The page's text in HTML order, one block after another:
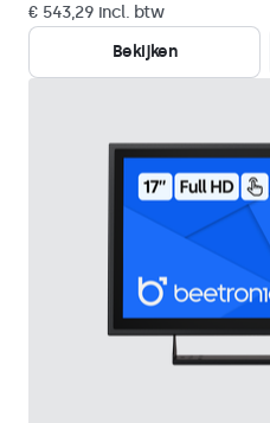
€ 543,29 incl. btw
Bekijken